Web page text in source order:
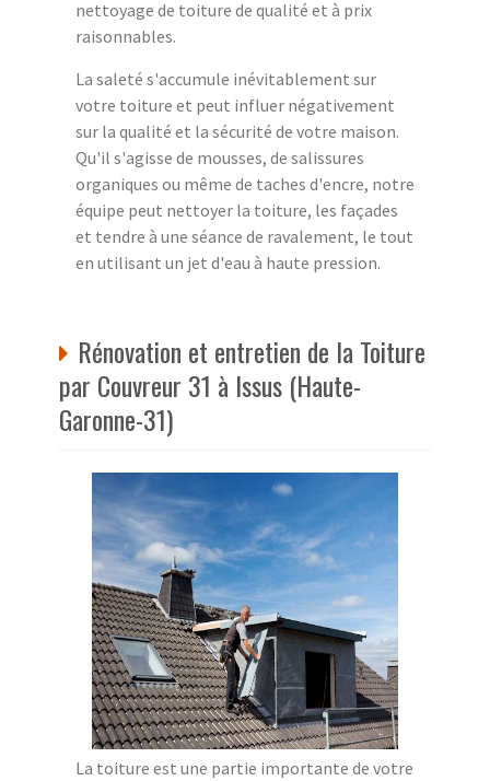
nettoyage de toiture de qualité et à prix
raisonnables.
La saleté s'accumule inévitablement sur
votre toiture et peut influer négativement
sur la qualité et la sécurité de votre maison.
Qu'il s'agisse de mousses, de salissures
organiques ou même de taches d'encre, notre
équipe peut nettoyer la toiture, les façades
et tendre à une séance de ravalement, le tout
en utilisant un jet d'eau à haute pression.
Rénovation et entretien de la Toiture
par Couvreur 31 à Issus (Haute-
Garonne-31)
La toiture est une partie importante de votre